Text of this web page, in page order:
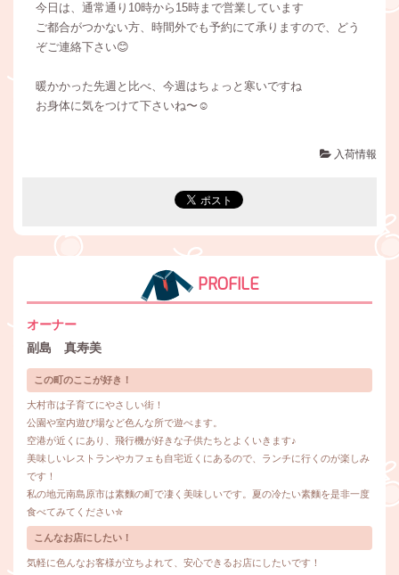
今日は、通常通り10時から15時まで営業しています
ご都合がつかない方、時間外でも予約にて承りますので、どう
ぞご連絡下さい😊
暖かかった先週と比べ、今週はちょっと寒いですね
お身体に気をつけて下さいね〜☺️
入荷情報
PROFILE
オーナー
副島 真寿美
この町のここが好き！
大村市は子育てにやさしい街！
公園や室内遊び場など色んな所で遊べます。
空港が近くにあり、飛行機が好きな子供たちとよくいきます♪
美味しいレストランやカフェも自宅近くにあるので、ランチに行くのが楽しみ
です！
私の地元南島原市は素麵の町で凄く美味しいです。夏の冷たい素麵を是非一度
食べてみてください✮
こんなお店にしたい！
気軽に色んなお客様が立ちよれて、安心できるお店にしたいです！